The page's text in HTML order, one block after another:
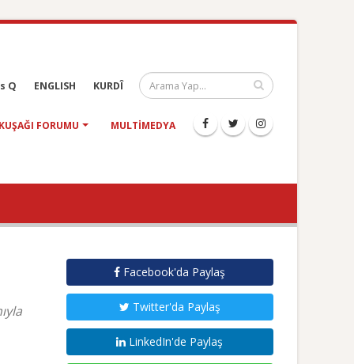
Q ENGLISH KURDÎ
FORUMU MULTIMEDYA
Facebook'da Paylaş
Twitter'da Paylaş
LinkedIn'de Paylaş